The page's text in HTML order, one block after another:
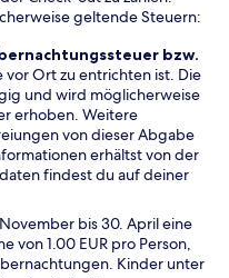
geltende Steuern:
bzw.
vor Ort zu entrichten ist. Die
und wird möglicherweise
erhoben. Weitere
von dieser Abgabe
erhältst von der
findest du auf deiner
bis 30. April eine
von 1.00 EUR pro Person,
Kinder unter